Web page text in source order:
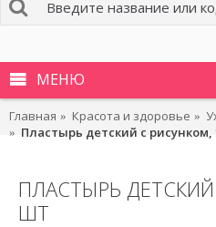
МЕНЮ
Главная Красота и здоровье
Пластырь детский с рисунком,
ПЛАСТЫРЬ
ШТ